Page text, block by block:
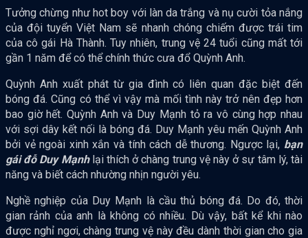
Tưởng chừng như hot boy với làn da trắng và nụ cười tỏa nắng
của đội tuyển Việt Nam sẽ nhanh chóng chiếm được trái tim
của cô gái Hà Thành. Tuy nhiên, trung vệ 24 tuổi cũng mất tới
gần 1 năm để có thể chính thức cưa đổ Quỳnh Anh.
Quỳnh Anh xuất phát từ gia đình có liên quan đặc biệt đến
bóng đá. Cũng có thể vì vậy mà mối tình này trở nên đẹp hơn
bao giờ hết. Quỳnh Anh và Duy Mạnh tỏ ra vô cùng hợp nhau
với sợi dây kết nối là bóng đá. Duy Mạnh yêu mến Quỳnh Anh
bởi vẻ ngoài xinh xắn và tính cách dễ thương. Ngược lại, bạn
gái đỗ Duy Mạnhlại thích ở chàng trung vệ này ở sự tâm lý, tài
năng và biết cách nhường nhịn người yêu.
Nghề nghiệp của Duy Mạnh là cầu thủ bóng đá. Do đó, thời
gian rảnh của anh là không có nhiều. Dù vậy, bất kể khi nào
được nghỉ ngơi, chàng trung vệ này đều dành thời gian cho gia